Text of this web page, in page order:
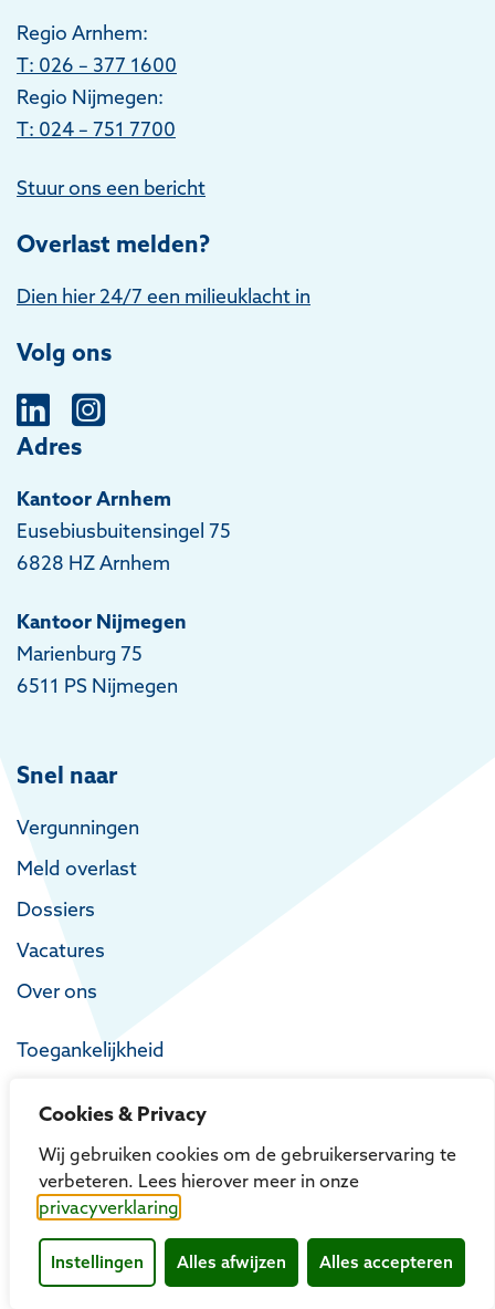
Cookies & Privacy
Wij gebruiken cookies om de gebruikerservaring te
verbeteren. Lees hierover meer in onze
privacyverklaring
Instellingen Alles afwijzen Alles accepteren
Regio Arnhem:
T: 026 – 377 1600
Regio Nijmegen:
T: 024 – 751 7700
Stuur ons een bericht
Overlast melden?
Dien hier 24/7 een milieuklacht in
Volg ons
Adres
Kantoor Arnhem
Eusebiusbuitensingel 75
6828 HZ Arnhem
Kantoor Nijmegen
Marienburg 75
6511 PS Nijmegen
Snel naar
Vergunningen
Meld overlast
Dossiers
Vacatures
Over ons
Toegankelijkheid